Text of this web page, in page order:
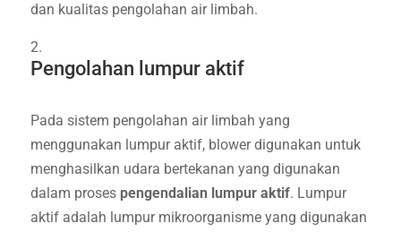
dan kualitas pengolahan air limbah.
Pengolahan lumpur aktif
Pada sistem pengolahan air limbah yang
menggunakan lumpur aktif, blower digunakan untuk
menghasilkan udara bertekanan yang digunakan
dalam proses pengendalian lumpur aktif. Lumpur
aktif adalah lumpur mikroorganisme yang digunakan